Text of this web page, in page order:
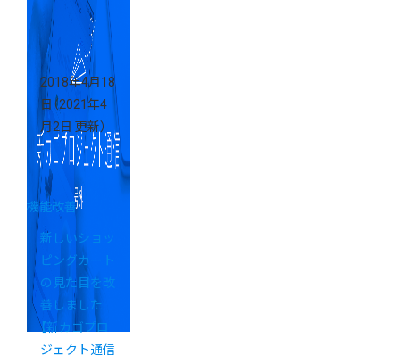
2018年4月18
日 （2021年4
月2日 更新）
機能改善
新しいショッ
ピングカート
の見た目を改
善しました
【新カゴプロ
ジェクト通信